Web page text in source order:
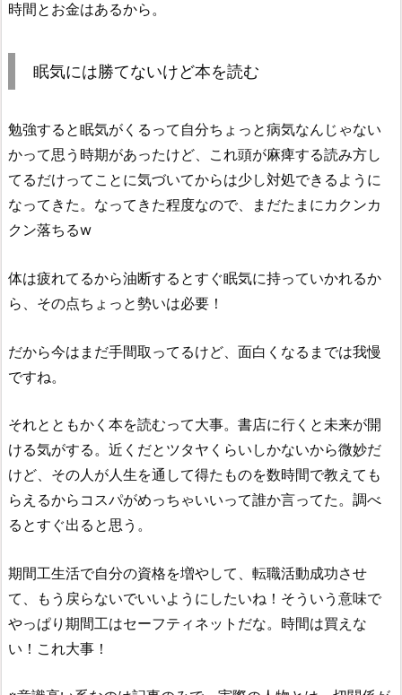
時間とお金はあるから。
眠気には勝てないけど本を読む
勉強すると眠気がくるって自分ちょっと病気なんじゃない
かって思う時期があったけど、これ頭が麻痺する読み方し
てるだけってことに気づいてからは少し対処できるように
なってきた。なってきた程度なので、まだたまにカクンカ
クン落ちるw
体は疲れてるから油断するとすぐ眠気に持っていかれるか
ら、その点ちょっと勢いは必要！
だから今はまだ手間取ってるけど、面白くなるまでは我慢
ですね。
それとともかく本を読むって大事。書店に行くと未来が開
ける気がする。近くだとツタヤくらいしかないから微妙だ
けど、その人が人生を通して得たものを数時間で教えても
らえるからコスパがめっちゃいいって誰か言ってた。調べ
るとすぐ出ると思う。
期間工生活で自分の資格を増やして、転職活動成功させ
て、もう戻らないでいいようにしたいね！そういう意味で
やっぱり期間工はセーフティネットだな。時間は買えな
い！これ大事！